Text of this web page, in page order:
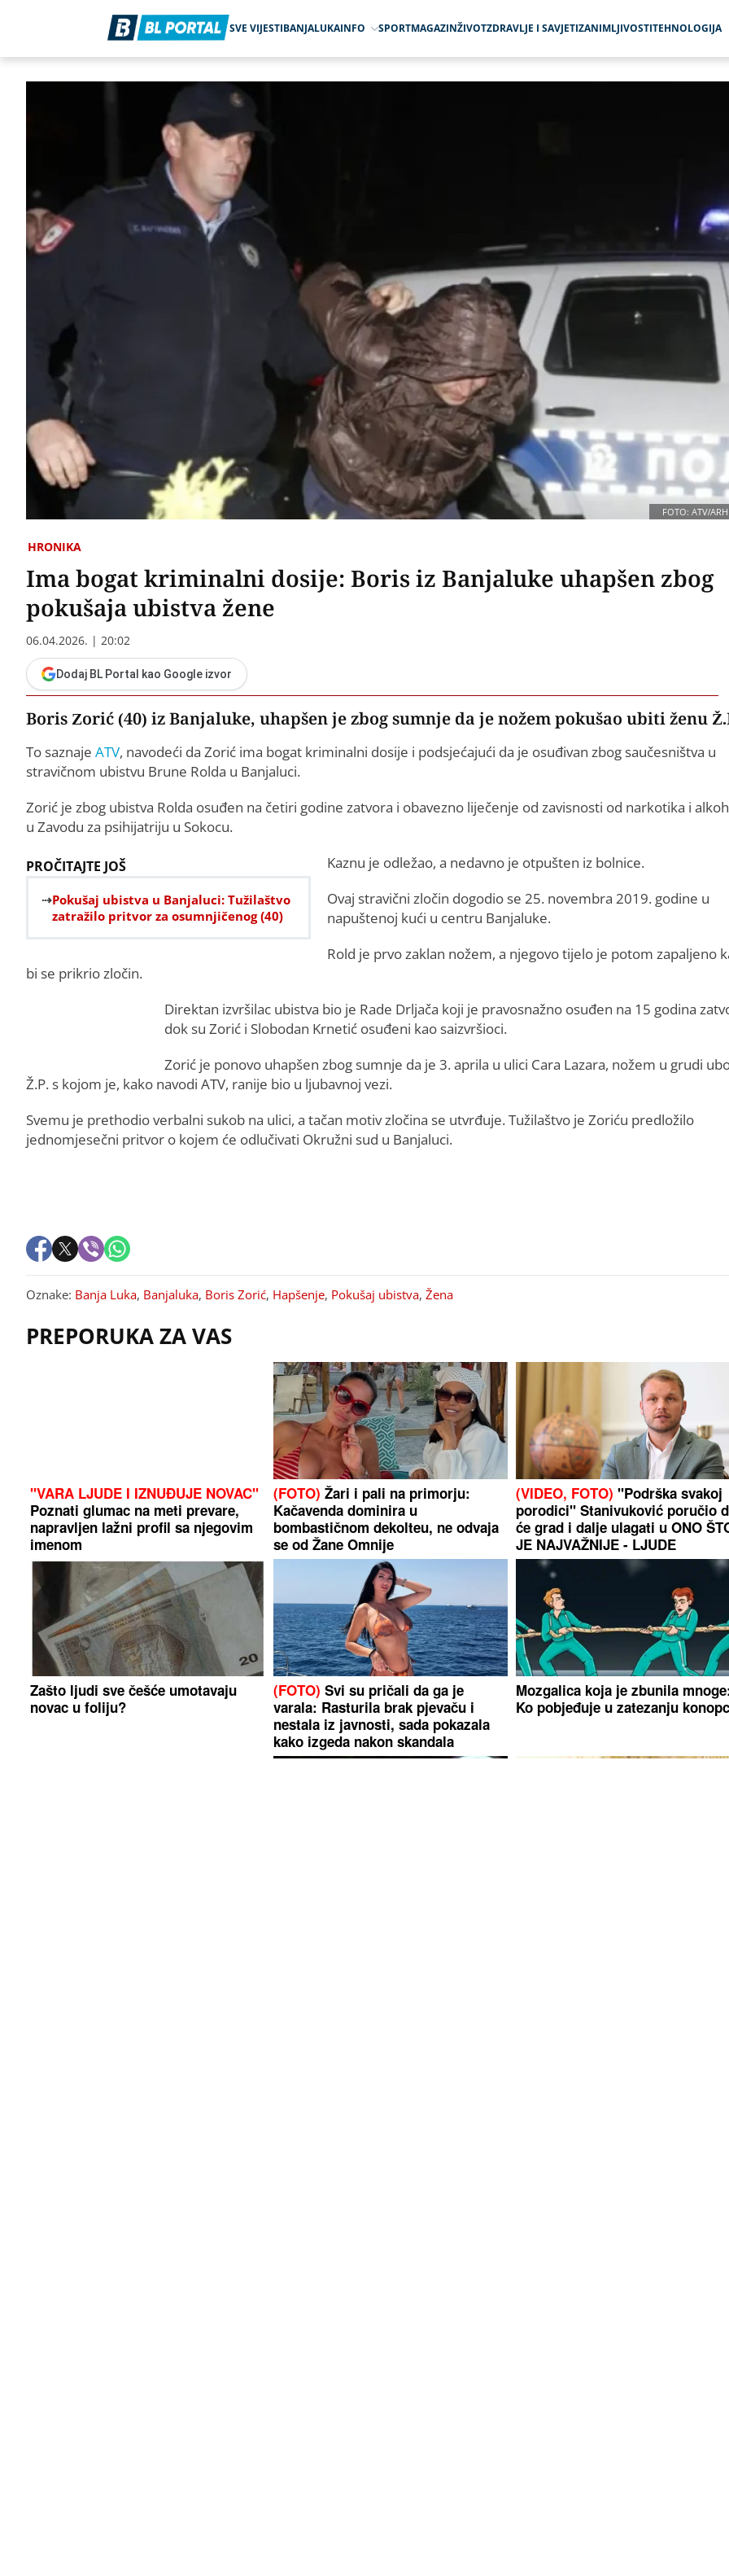
SVE VIJESTIBANJALUKAINFO SPORTMAGAZINŽIVOTZDRAVLJE I SAVJETIZANIMLJIVOSTITEHNOLOGIJA
FOTO: ATV/
HRONIKA
Ima bogat kriminalni dosije: Boris iz Banjaluke uhapšen zbog
pokušaja ubistva žene
06.04.2026. | 20:02
Dodaj BL Portal kao Google izvor
Boris Zorić (40) iz Banjaluke, uhapšen je zbog sumnje da je nožem pokušao ubiti ženu
To saznaje ATV, navodeći da Zorić ima bogat kriminalni dosije i podsjećajući da je osuđivan zbog saučesništva u
stravičnom ubistvu Brune Rolda u Banjaluci.
Zorić je zbog ubistva Rolda osuđen na četiri godine zatvora i obavezno liječenje od zavisnosti od narkotika i
u Zavodu za psihijatriju u Sokocu.
PROČITAJTE JOŠ
Pokušaj ubistva u Banjaluci: Tužilaštvo
zatražilo pritvor za osumnjičenog (40)
Kaznu je odležao, a nedavno je otpušten iz bolnice.
Ovaj stravični zločin dogodio se 25. novembra 2019. godine u
napuštenoj kući u centru Banjaluke.
Rold je prvo zaklan nožem, a njegovo tijelo je potom zapaljeno
bi se prikrio zločin.
Direktan izvršilac ubistva bio je Rade Drljača koji je pravosnažno osuđen na 15 godina
dok su Zorić i Slobodan Krnetić osuđeni kao saizvršioci.
Zorić je ponovo uhapšen zbog sumnje da je 3. aprila u ulici Cara Lazara, nožem u grudi
Ž.P. s kojom je, kako navodi ATV, ranije bio u ljubavnoj vezi.
Svemu je prethodio verbalni sukob na ulici, a tačan motiv zločina se utvrđuje. Tužilaštvo je Zoriću predložilo
jednomjesečni pritvor o kojem će odlučivati Okružni sud u Banjaluci.
Oznake: Banja Luka, Banjaluka, Boris Zorić, Hapšenje, Pokušaj ubistva, Žena
PREPORUKA ZA VAS
"VARA LJUDE I IZNUĐUJE NOVAC"
Poznati glumac na meti prevare,
napravljen lažni profil sa njegovim
imenom
(FOTO) Žari i pali na primorju:
Kačavenda dominira u
bombastičnom dekolteu, ne odvaja
se od Žane Omnije
(VIDEO, FOTO) "Podrška svakoj
porodici" Stanivuković poručio
će grad i dalje ulagati u ONO
JE NAJVAŽNIJE - LJUDE
Zašto ljudi sve češće umotavaju
novac u foliju?
(FOTO) Svi su pričali da ga je
varala: Rasturila brak pjevaču i
nestala iz javnosti, sada pokazala
kako izgeda nakon skandala
Mozgalica koja je zbunila
Ko pobjeđuje u zatezanju